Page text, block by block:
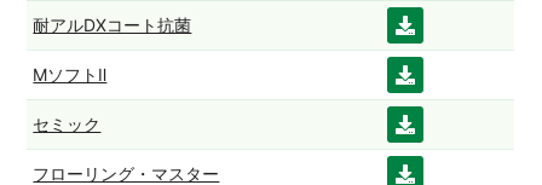
ンロ
ード
ード
耐アルDXコート抗菌
ダウ
ンロ
ード
MソフトⅡ
ダウ
ンロ
ード
セミック
ダウ
ンロ
フローリング・マスター
ダウ